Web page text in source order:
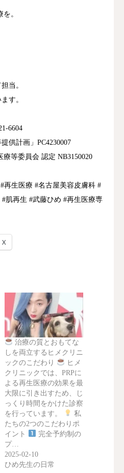
。
当。
す。
6604
供計画」PC4230007
等委員会 認定 NB3150020
再生医療 #名古屋美容皮膚科 #
肌再生 #武藤ひめ #再生医療専
X
治療の質とおもてな
しを両立するヒメクリニ
ックのこだわり
ヒメ
クリニックでは、PRPに
よる再生医療の効果を最
大限に引き出すため、じ
っくり時間をかけた診察
を行っています。
私
たちの2つのこだわりポ
イント
完全予約制の
プ…
2025-02-10
ひめ先生の日常